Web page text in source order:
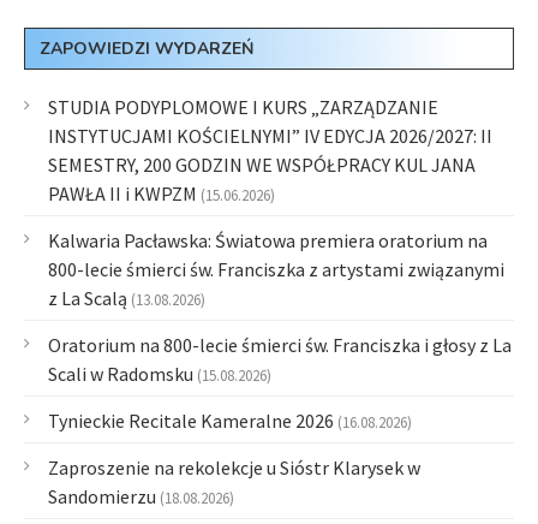
ZAPOWIEDZI WYDARZEŃ
STUDIA PODYPLOMOWE I KURS „ZARZĄDZANIE
INSTYTUCJAMI KOŚCIELNYMI” IV EDYCJA 2026/2027: II
SEMESTRY, 200 GODZIN WE WSPÓŁPRACY KUL JANA
PAWŁA II i KWPZM (15.06.2026)
Kalwaria Pacławska: Światowa premiera oratorium na
800-lecie śmierci św. Franciszka z artystami związanymi
z La Scalą (13.08.2026)
Oratorium na 800-lecie śmierci św. Franciszka i głosy z La
Scali w Radomsku (15.08.2026)
Tynieckie Recitale Kameralne 2026 (16.08.2026)
Zaproszenie na rekolekcje u Sióstr Klarysek w
Sandomierzu (18.08.2026)